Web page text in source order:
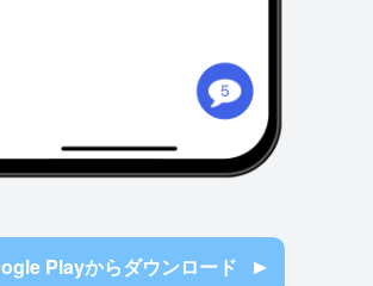
Playからダウンロード